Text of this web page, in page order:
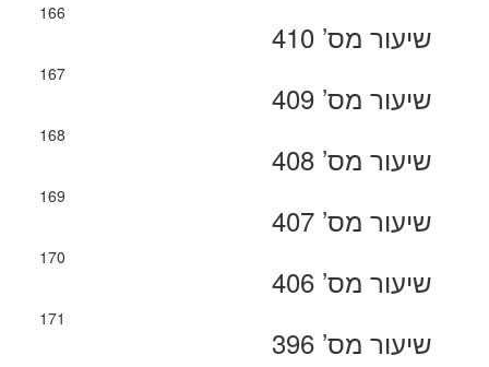
166
שיעור מס’ 410
167
שיעור מס’ 409
168
שיעור מס’ 408
169
שיעור מס’ 407
170
שיעור מס’ 406
171
שיעור מס’ 396